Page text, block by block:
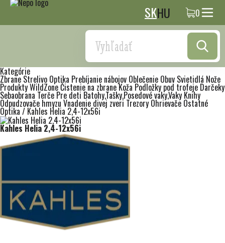
SKHU 0
Search
Kategórie
Zbrane Strelivo Optika Prebíjanie nábojov Oblečenie Obuv Svietidlá Nože
Produkty WildZoneČistenie na zbraneKoža Podložky pod trofeje Darčeky
Sebaobrana Terče Pre deti Batohy,Tašky,Posedové vaky,Vaky Knihy
Odpudzovače hmyzu Vnadenie divej zveri Trezory Ohrievače Ostatné
Optika / Kahles Helia 2,4-12x56i
Kahles Helia 2,4-12x56i